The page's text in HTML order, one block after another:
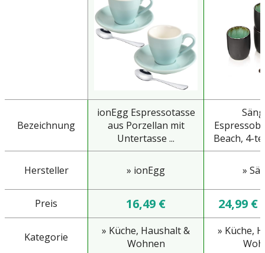
Bezeichnung
ionEgg Espressotasse
aus Porzellan mit
Untertasse ...
Beach, 4-
Hersteller » ionEgg »
Preis 16,49 € 24,99 €
Kategorie
» Küche, Haushalt &
Wohnen
» Küche,